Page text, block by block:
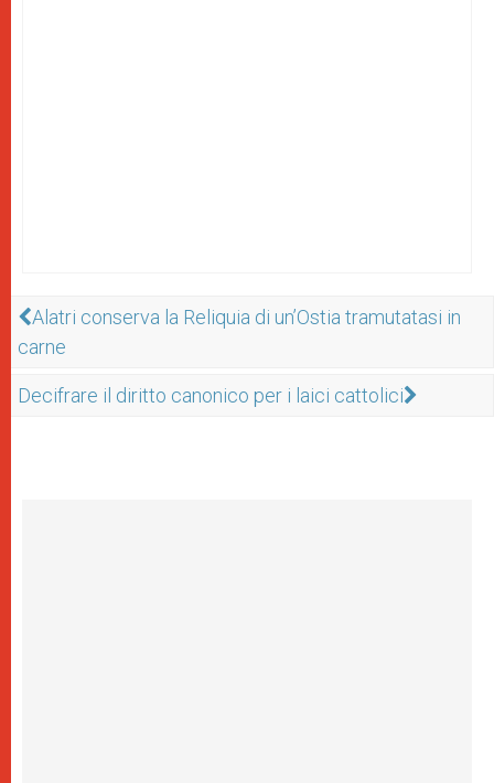
Alatri conserva la Reliquia di un’Ostia tramutatasi in
carne
Decifrare il diritto canonico per i laici cattolici